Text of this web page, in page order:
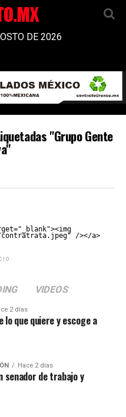
DE 2026
"Grupo Gente
contratrata.jpeg" /></a>
VIDEOS
2 días
lo que quiere y escoge a
Hace 2 días
senador de trabajo y